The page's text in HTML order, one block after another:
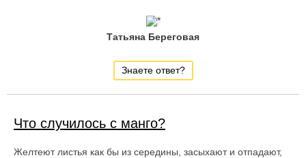
Татьяна Береговая
Знаете ответ?
Что случилось с манго?
Желтеют листья как бы из середины, засыхают и отпадают,